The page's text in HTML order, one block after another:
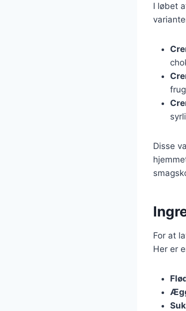
I løbet
Disse
For at
Her er